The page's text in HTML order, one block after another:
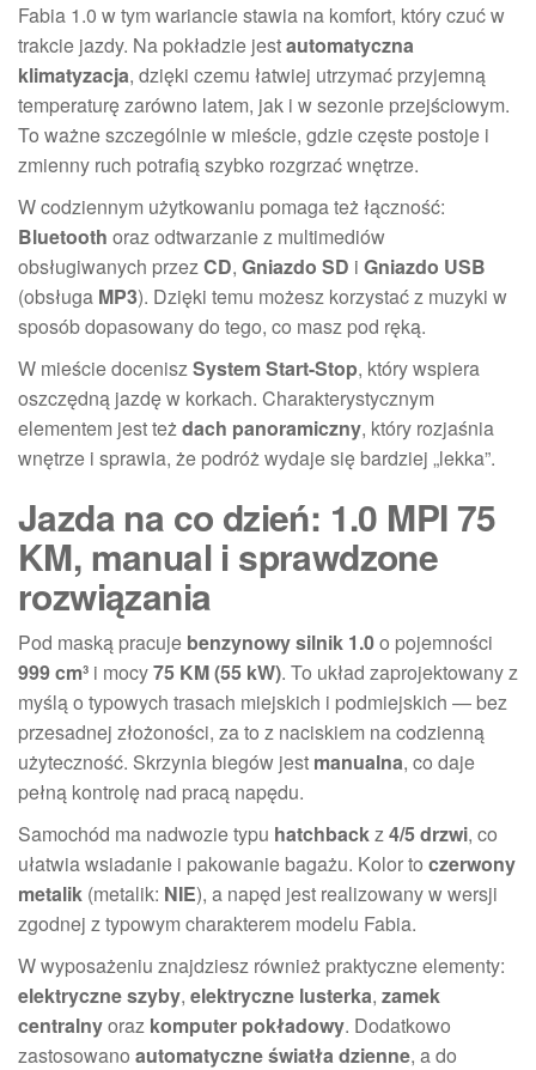
Fabia 1.0 w tym wariancie stawia na komfort, który czuć w
trakcie jazdy. Na pokładzie jestautomatyczna
klimatyzacja, dzięki czemu łatwiej utrzymać przyjemną
temperaturę zarówno latem, jak i w sezonie przejściowym.
To ważne szczególnie w mieście, gdzie częste postoje i
zmienny ruch potrafią szybko rozgrzać wnętrze.
W codziennym użytkowaniu pomaga też łączność:
Bluetooth oraz odtwarzanie z multimediów
obsługiwanych przezCD, Gniazdo SD i Gniazdo USB
(obsługa MP3). Dzięki temu możesz korzystać z muzyki w
sposób dopasowany do tego, co masz pod ręką.
W mieście doceniszSystem Start-Stop, który wspiera
oszczędną jazdę w korkach. Charakterystycznym
elementem jest teżdach panoramiczny, który rozjaśnia
wnętrze i sprawia, że podróż wydaje się bardziej „lekka”.
Jazda na co dzień: 1.0 MPI 75
KM, manual i sprawdzone
rozwiązania
Pod maską pracuje benzynowy silnik 1.0o pojemności
999 cm³ i mocy75 KM (55 kW). To układ zaprojektowany z
myślą o typowych trasach miejskich i podmiejskich — bez
przesadnej złożoności, za to z naciskiem na codzienną
użyteczność. Skrzynia biegów jest manualna, co daje
pełną kontrolę nad pracą napędu.
Samochód ma nadwozie typu hatchbackz4/5 drzwi, co
ułatwia wsiadanie i pakowanie bagażu. Kolor to czerwony
metalik (metalik: NIE), a napęd jest realizowany w wersji
zgodnej z typowym charakterem modelu Fabia.
W wyposażeniu znajdziesz również praktyczne elementy:
elektryczne szyby, elektryczne lusterka, zamek
centralnyoraz komputer pokładowy. Dodatkowo
zastosowano automatyczne światła dzienne, a do